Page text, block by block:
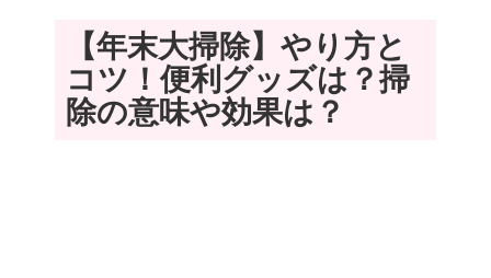
【年末大掃除】やり方と
コツ！便利グッズは？掃
除の意味や効果は？